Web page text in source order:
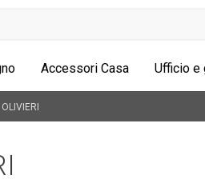
Accessori Casa Ufficio e